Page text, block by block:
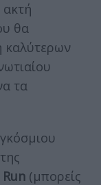
θα
καλύτερων
τα
(μπορείς